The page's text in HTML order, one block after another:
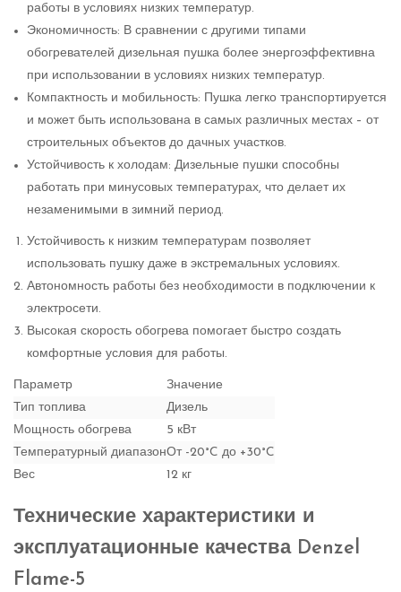
работы в условиях низких температур.
Экономичность: В сравнении с другими типами
обогревателей дизельная пушка более энергоэффективна
при использовании в условиях низких температур.
Компактность и мобильность: Пушка легко транспортируется
и может быть использована в самых различных местах – от
строительных объектов до дачных участков.
Устойчивость к холодам: Дизельные пушки способны
работать при минусовых температурах, что делает их
незаменимыми в зимний период.
Устойчивость к низким температурам позволяет
использовать пушку даже в экстремальных условиях.
Автономность работы без необходимости в подключении к
электросети.
Высокая скорость обогрева помогает быстро создать
комфортные условия для работы.
Параметр
Значение
Тип топлива
Дизель
Мощность обогрева
5 кВт
Температурный диапазонОт -20°C до +30°C
Вес
12 кг
Технические характеристики и
эксплуатационные качества Denzel
Flame-5